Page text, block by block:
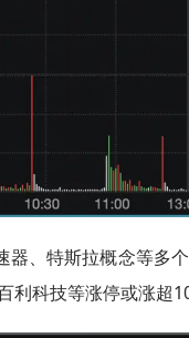
器、特斯拉概念等多
利科技等涨停或涨超